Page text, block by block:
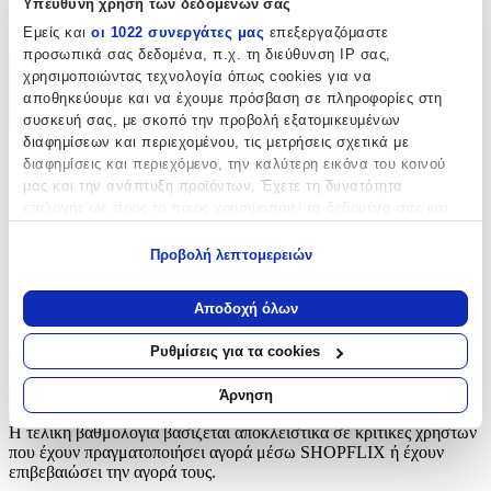
Υπεύθυνη χρήση των δεδομένων σας
Εμείς και οι 1022 συνεργάτες μας επεξεργαζόμαστε
προσωπικά σας δεδομένα, π.χ. τη διεύθυνση IP σας,
χρησιμοποιώντας τεχνολογία όπως cookies για να
αποθηκεύουμε και να έχουμε πρόσβαση σε πληροφορίες στη
συσκευή σας, με σκοπό την προβολή εξατομικευμένων
διαφημίσεων και περιεχομένου, τις μετρήσεις σχετικά με
διαφημίσεις και περιεχόμενο, την καλύτερη εικόνα του κοινού
μας και την ανάπτυξη προϊόντων. Έχετε τη δυνατότητα
Να συλλέξουμε πληροφορίες σχετικά με τη γεωγραφική
σας τοποθεσία, οι οποίες μπορεί να είναι ακριβείς σε
απόσταση μερικών μέτρων
Να αναγνωρίσουμε τη συσκευή σας σαρώνοντας ενεργά
για συγκεκριμένα χαρακτηριστικά (δακτυλικό αποτύπωμα)
Μάθετε περισσότερα σχετικά με τον τρόπο επεξεργασίας των
προσωπικών σας δεδομένων και καθορίστε τις προτιμήσεις σας
στηνενότητα “Λεπτομέρειες”. Μπορείτε να αλλάξετε ή να
ανακαλέσετε τη συγκατάθεσή σας ανά πάσα στιγμή από τη
Προβολή λεπτομερειών
Αποδοχή όλων
Ρυθμίσεις για τα cookies
Άρνηση
Κουμπιά
Χαρακτηριστικά
+
Χαρακτηριστικά
Αξιολογήσεις
Προς το παρόν δεν υπάρχουν άλλες αξιολογήσεις. Όταν
προστεθούν, θα εμφανιστούν εδώ.
Πώς υπολογίζεται η βαθμολογία
Η τελική βαθμολογία βασίζεται αποκλειστικά σε κριτικές χρηστών
που έχουν πραγματοποιήσει αγορά μέσω SHOPFLIX ή έχουν
επιβεβαιώσει την αγορά τους.